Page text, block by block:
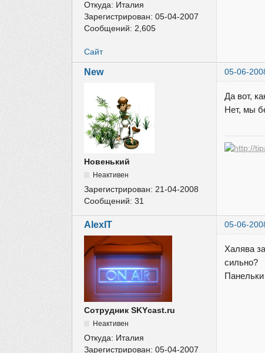
Откуда: Италия
Зарегистрирован:05-04-2007
Сообщений:2,605
Сайт
New 05-06-
Новенький
Неактивен
Зарегистрирован: 21-04-2008
Сообщений:31
Да вот,
Нет, мы
AlexIT 05-06-
Сотрудник SKYcast.ru
Неактивен
Откуда: Италия
Зарегистрирован:05-04-2007
Халява
сильно?